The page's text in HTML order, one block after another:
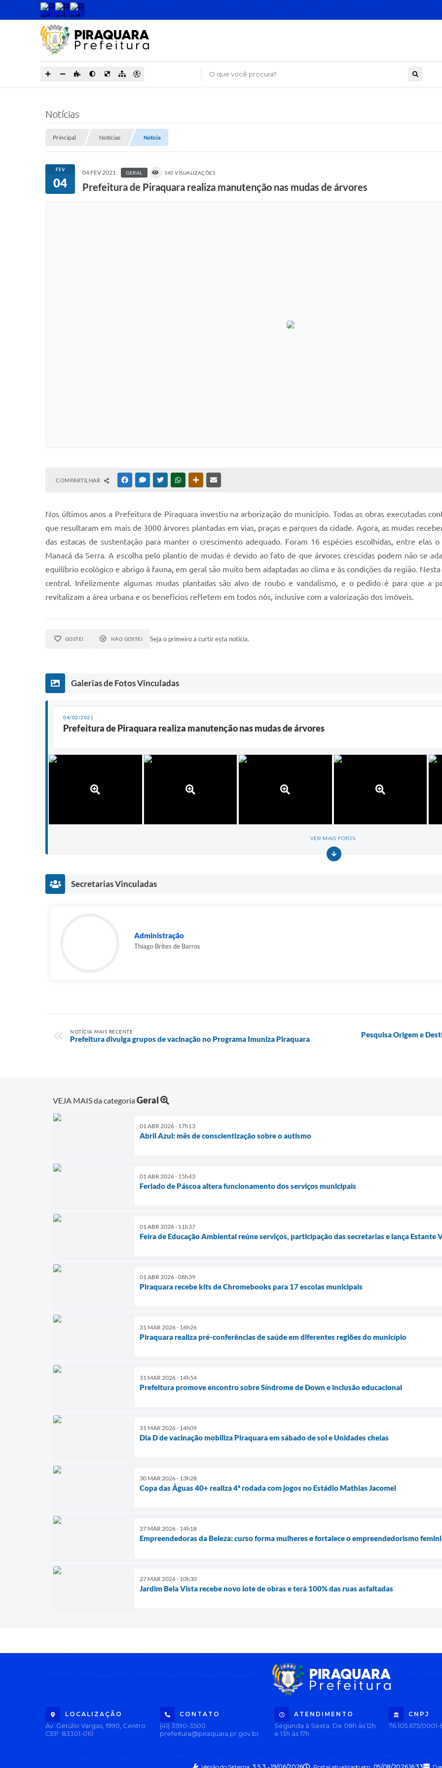
O que você procura?
Notícias
Principal Notícias Notícia
FEV
04
04 FEV 2021 GERAL 140 VISUALIZAÇÕES
Prefeitura de Piraquara realiza manutenção nas mudas de árvores
COMPARTILHAR FACEBOOKMESSENGER
TWITTERWHATSAPPOUTRAS MÍDIAS
Nos últimos anos a Prefeitura de Piraquara investiu na arborização do município. Todas as obras executadas
que resultaram em mais de 3000 árvores plantadas em vias, praças e parques da cidade. Agora, as mudas
das estacas de sustentação para manter o crescimento adequado. Foram 16 espécies escolhidas, entre elas
Manacá da Serra. A escolha pelo plantio de mudas é devido ao fato de que árvores crescidas podem não se
equilíbrio ecológico e abrigo à fauna, em geral são muito bem adaptadas ao clima e às condições da região.
central. Infelizmente algumas mudas plantadas são alvo de roubo e vandalismo, e o pedido é para que a
revitalizam a área urbana e os benefícios refletem em todos nós, inclusive com a valorização dos imóveis.
GOSTEI NÃO GOSTEI Seja o primeiro a curtir esta notícia.
Galerias de Fotos Vinculadas
04/02/2021
Prefeitura de Piraquara realiza manutenção nas mudas de árvores
VER MAIS FOTOS
Secretarias Vinculadas
Administração
Thiago Brites de Barros
NOTÍCIA MAIS RECENTE
Prefeitura divulga grupos de vacinação no Programa Imuniza Piraquara
Pesquisa Origem e
VEJA MAIS da categoriaGeral
01 ABR 2026 - 17h13
Abril Azul: mês de conscientização sobre o autismo
01 ABR 2026 - 15h43
Feriado de Páscoa altera funcionamento dos serviços municipais
01 ABR 2026 - 11h37
Feira de Educação Ambiental reúne serviços, participação das secretarias e lança Estante
01 ABR 2026 - 08h39
Piraquara recebe kits de Chromebooks para 17 escolas municipais
31 MAR 2026 - 16h26
Piraquara realiza pré-conferências de saúde em diferentes regiões do município
31 MAR 2026 - 14h54
Prefeitura promove encontro sobre Síndrome de Down e inclusão educacional
31 MAR 2026 - 14h09
Dia D de vacinação mobiliza Piraquara em sábado de sol e Unidades cheias
30 MAR 2026 - 13h28
Copa das Águas 40+ realiza 4ª rodada com jogos no Estádio Mathias Jacomel
27 MAR 2026 - 14h18
Empreendedoras da Beleza: curso forma mulheres e fortalece o empreendedorismo
27 MAR 2026 - 10h30
Jardim Bela Vista recebe novo lote de obras e terá 100% das ruas asfaltadas
LOCALIZAÇÃO
Av. Getúlio Vargas, 1990, Centro
CEP: 83301-010
CONTATO
(41) 3590-3500
prefeitura@piraquara.pr.gov.br
ATENDIMENTO
Segunda à Sexta: De 08h às 12h
e 13h às 17h
CNPJ
76.105.675/0001-